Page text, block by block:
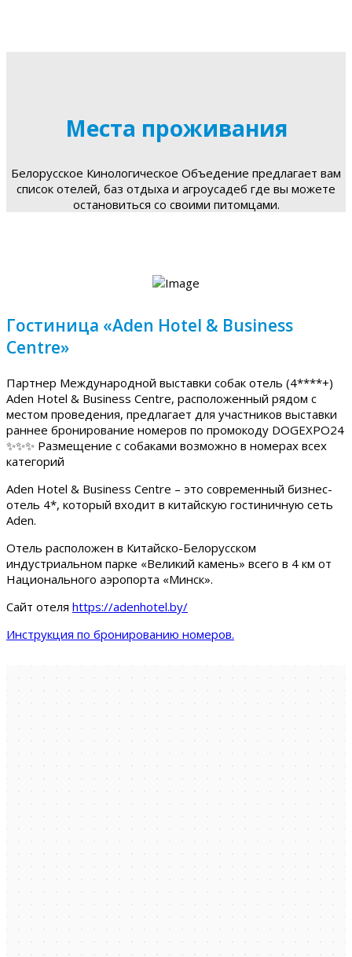
Места проживания
Белорусское Кинологическое Объедение предлагает вам
список отелей, баз отдыха и агроусадеб где вы можете
остановиться со своими питомцами.
Гостиница «Aden Hotel & Business
Centre»
Партнер Международной выставки собак отель (4****+)
Aden Hotel & Business Centre, расположенный рядом с
местом проведения, предлагает для участников выставки
раннее бронирование номеров по промокоду DOGEXPO24
✨✨✨ Размещение с собаками возможно в номерах всех
категорий
Aden Hotel & Business Centre – это современный бизнес-
отель 4*, который входит в китайскую гостиничную сеть
Aden.
Отель расположен в Китайско-Белорусском
индустриальном парке «Великий камень» всего в 4 км от
Национального аэропорта «Минск».
Сайт отеля https://adenhotel.by/
Инструкция по бронированию номеров.